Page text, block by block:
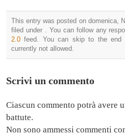
This entry was posted on domenica,
filed under . You can follow any
2.0 feed. You can skip to the end
currently not allowed.
Scrivi un commento
Ciascun commento potrà avere
battute.
Non sono ammessi commenti